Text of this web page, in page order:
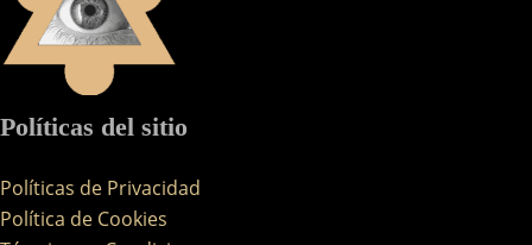
Políticas del sitio
Políticas de Privacidad
Política de Cookies